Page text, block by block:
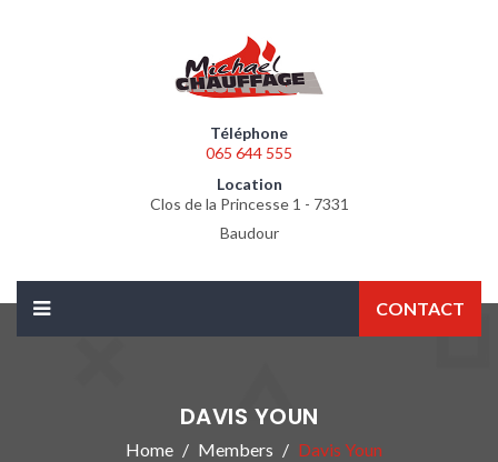
Téléphone
065 644 555
Location
Clos de la Princesse 1 - 7331
Baudour
CONTACT
DAVIS YOUN
Home Members Davis Youn